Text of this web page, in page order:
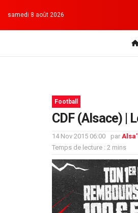
samedi 8 août 2026
Football
CDF (Alsace) |
14 Nov 2015 06:00 par
Temps de lecture : 2 mins